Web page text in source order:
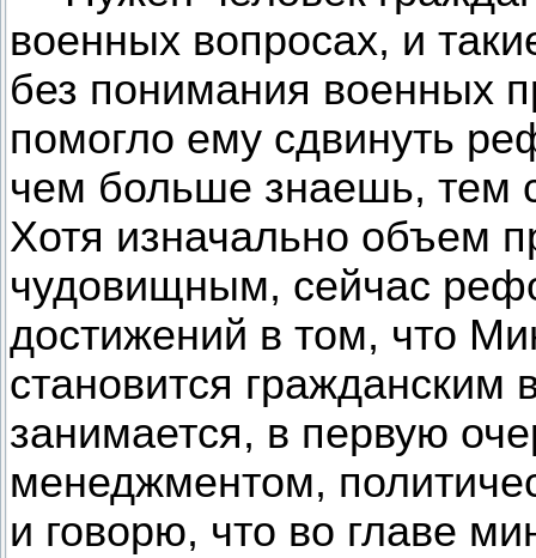
военных вопросах, и
без понимания военных
помогло ему сдвинуть
чем больше знаешь, тем
Хотя изначально объем
чудовищным, сейчас
достижений в том, что
становится гражданским
занимается, в первую
менеджментом,
и говорю, что во главе